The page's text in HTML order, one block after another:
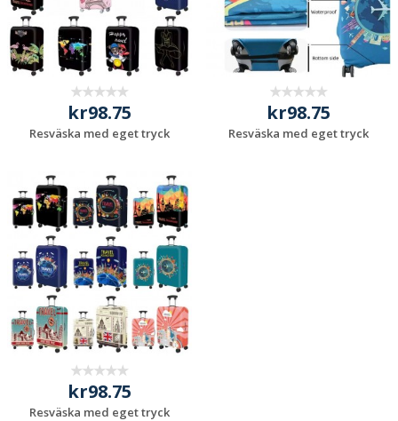
kr98.75
Resväska med eget tryck
Begär en
kostnadsfri offert
kr98.75
Resväska med eget tryck
kr98.75
Resväska med eget tryck